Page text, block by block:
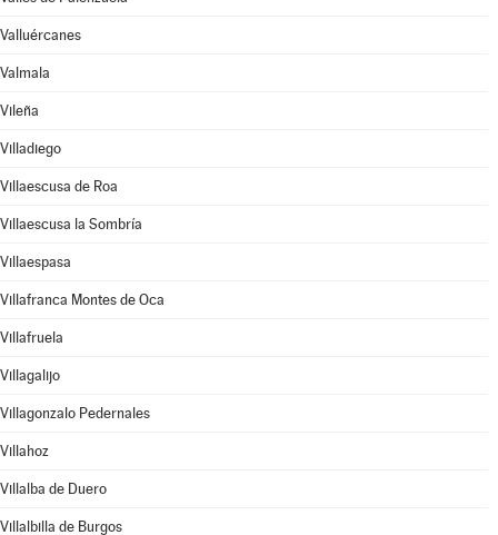
Valluércanes
Valmala
Vileña
Villadiego
Villaescusa de Roa
Villaescusa la Sombría
Villaespasa
Villafranca Montes de Oca
Villafruela
Villagalijo
Villagonzalo Pedernales
Villahoz
Villalba de Duero
Villalbilla de Burgos